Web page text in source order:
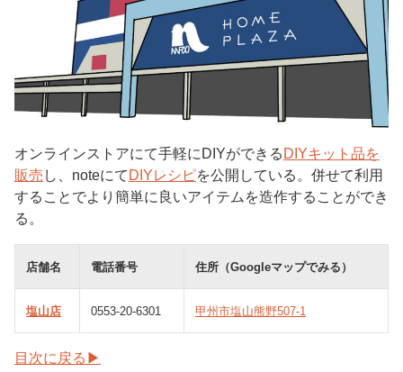
オンラインストアにて手軽にDIYができる DIYキット品を
販売 し、noteにて DIYレシピを公開している。併せて利用
することでより簡単に良いアイテムを造作することができ
る。
店舗名 電話番号 住所（Googleマップでみる）
塩山店 0553-20-6301 甲州市塩山熊野507-1
目次に戻る▶